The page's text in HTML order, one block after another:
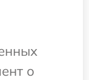
о